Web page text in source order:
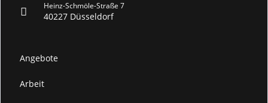
Heinz-Schmöle-Straße 7
40227 Düsseldorf
Angebote
Arbeit